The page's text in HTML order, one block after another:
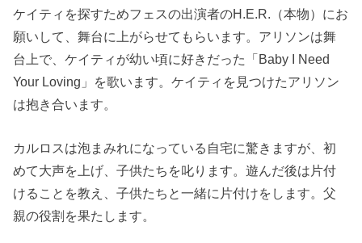
ケイティを探すためフェスの出演者のH.E.R.（本物）にお
願いして、舞台に上がらせてもらいます。アリソンは舞
台上で、ケイティが幼い頃に好きだった「Baby I Need
Your Loving」を歌います。ケイティを見つけたアリソン
は抱き合います。
カルロスは泡まみれになっている自宅に驚きますが、初
めて大声を上げ、子供たちを叱ります。遊んだ後は片付
けることを教え、子供たちと一緒に片付けをします。父
親の役割を果たします。